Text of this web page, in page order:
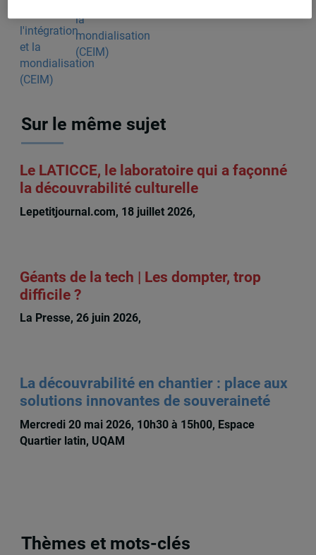
la
mondialisation
(CEIM)
Sur le même sujet
Le LATICCE, le laboratoire qui a façonné
la découvrabilité culturelle
Lepetitjournal.com, 18 juillet 2026,
Géants de la tech | Les dompter, trop
difficile ?
La Presse, 26 juin 2026,
La découvrabilité en chantier : place aux
solutions innovantes de souveraineté
Mercredi 20 mai 2026, 10h30 à 15h00, Espace
Quartier latin, UQAM
Thèmes et mots-clés